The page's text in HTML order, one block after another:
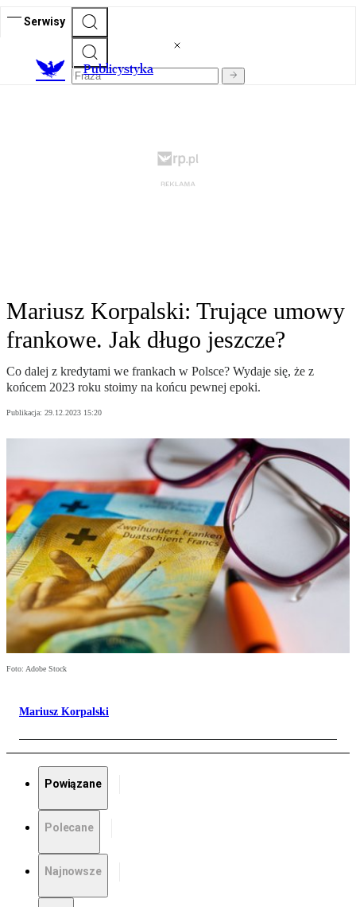
Serwisy
Publicystyka
Mariusz Korpalski: Trujące umowy
frankowe. Jak długo jeszcze?
Co dalej z kredytami we frankach w Polsce? Wydaje się, że z
końcem 2023 roku stoimy na końcu pewnej epoki.
Publikacja: 29.12.2023 15:20
Foto: Adobe Stock
Mariusz Korpalski
Powiązane
Polecane
Najnowsze